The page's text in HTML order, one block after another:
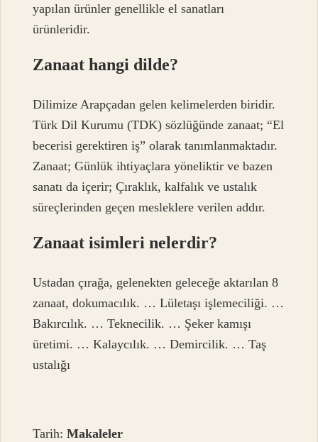
yapılan ürünler genellikle el sanatları
ürünleridir.
Zanaat hangi dilde?
Dilimize Arapçadan gelen kelimelerden biridir.
Türk Dil Kurumu (TDK) sözlüğünde zanaat; “El
becerisi gerektiren iş” olarak tanımlanmaktadır.
Zanaat; Günlük ihtiyaçlara yöneliktir ve bazen
sanatı da içerir; Çıraklık, kalfalık ve ustalık
süreçlerinden geçen mesleklere verilen addır.
Zanaat isimleri nelerdir?
Ustadan çırağa, gelenekten geleceğe aktarılan 8
zanaat, dokumacılık. … Lületaşı işlemeciliği. …
Bakırcılık. … Teknecilik. … Şeker kamışı
üretimi. … Kalaycılık. … Demircilik. … Taş
ustalığı
Tarih:Makaleler